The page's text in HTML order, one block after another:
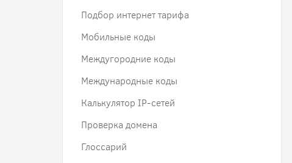
Подбор интернет тарифа
Мобильные коды
Междугородние коды
Международные коды
Калькулятор IP-сетей
Проверка домена
Глоссарий